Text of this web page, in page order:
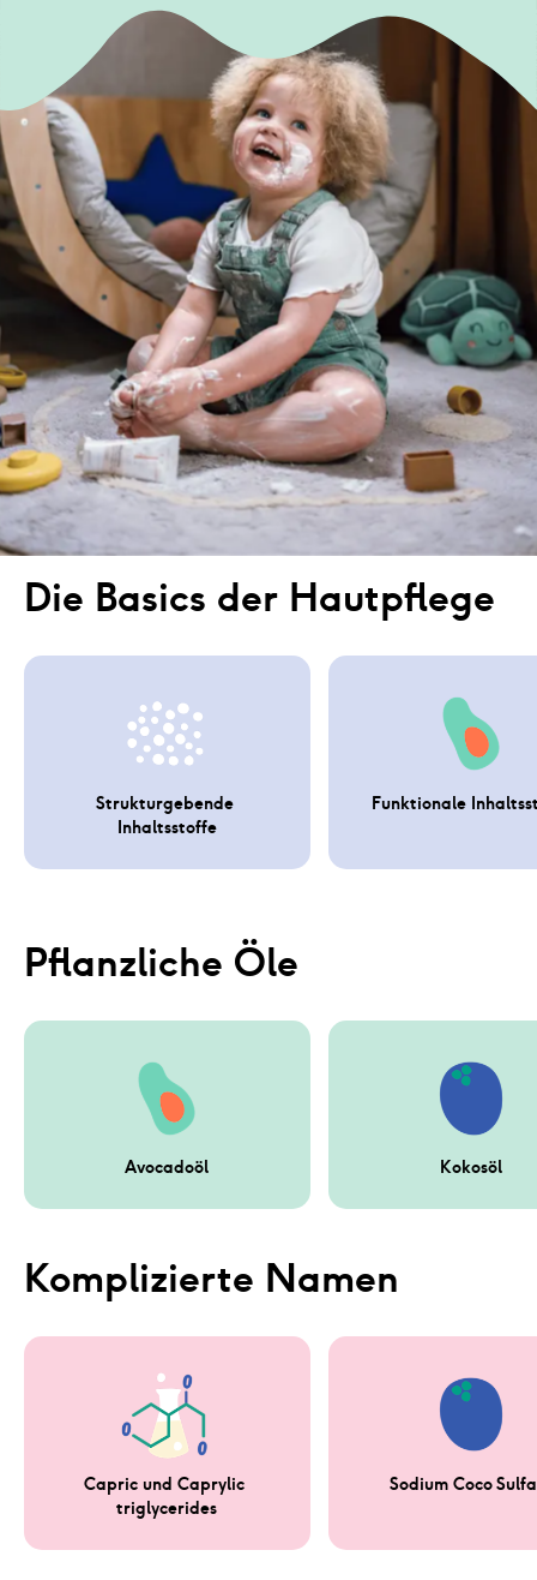
Die Basics der Hautpflege
Strukturgebende
Inhaltsstoffe
Funktionale
Pflanzliche Öle
Avocadoöl Kokosöl
Komplizierte Namen
Capric und Caprylic
triglycerides
Sodium Coco